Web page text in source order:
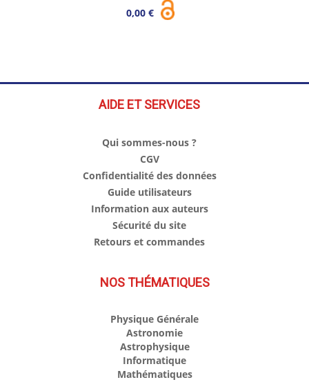
0,00 €
AIDE ET SERVICES
Qui sommes-nous ?
CGV
Confidentialité des données
Guide utilisateurs
Information aux auteurs
Sécurité du site
Retours et commandes
NOS THÉMATIQUES
Physique Générale
Astronomie
Astrophysique
Informatique
Mathématiques